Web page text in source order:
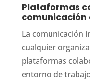
Plataformas
comunicación
La comunicación
cualquier
plataformas
entorno de